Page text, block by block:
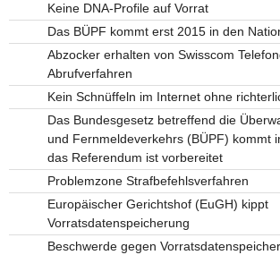
Keine DNA-Profile auf Vorrat
Das BÜPF kommt erst 2015 in den
Abzocker erhalten von Swisscom
Abrufverfahren
Kein Schnüffeln im Internet ohne
Das Bundesgesetz betreffend die
und Fernmeldeverkehrs (BÜPF) kommt
das Referendum ist vorbereitet
Problemzone Strafbefehlsverfahren
Europäischer Gerichtshof (EuGH) kippt
Vorratsdatenspeicherung
Beschwerde gegen